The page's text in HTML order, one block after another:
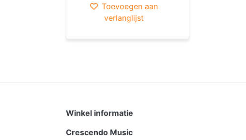
Toevoegen aan
verlanglijst
Winkel informatie
Crescendo Music